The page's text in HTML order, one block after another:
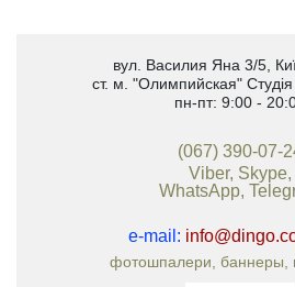
вул. Василия Яна 3/5,
ст. м. "Олимпийская"
пн-пт: 9:00 -
(067) 390-07-
Viber, Skype,
WhatsApp,
e-mail:
фотошпалери, баннеры,